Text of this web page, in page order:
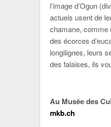
l’image d’Ogun
actuels usent de
chamane, comme
des écorces
longilignes, leurs
des falaises, ils
Au Musée des
mkb.ch